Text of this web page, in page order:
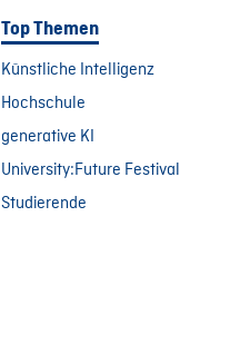
Top Themen
Künstliche Intelligenz
Hochschule
generative KI
University:Future Festival
Studierende